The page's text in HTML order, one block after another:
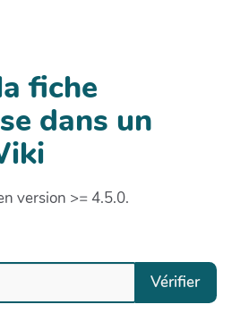
fiche
dans un
version >= 4.5.0.
Vérifier